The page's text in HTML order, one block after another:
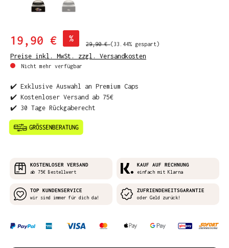
19,90 € %
29,90 €(33.44% gespart)
Preise inkl. MwSt. zzgl. Versandkosten
Nicht mehr verfügbar
✔️ Exklusive Auswahl an Premium Caps
✔️ Kostenloser Versand ab 75€
✔️ 30 Tage Rückgaberecht
KOSTENLOSER VERSAND
ab 75€ Bestellwert
KAUF AUF RECHNUNG
einfach mit Klarna
TOP KUNDENSERVICE
wir sind immer für dich da!
ZUFRIENDEHEITSGARANTIE
oder Geld zurück!